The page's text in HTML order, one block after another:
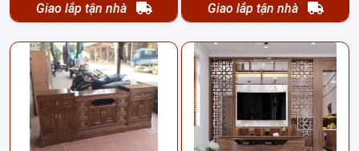
Giao lắp tận nhà Giao lắp tận nhà